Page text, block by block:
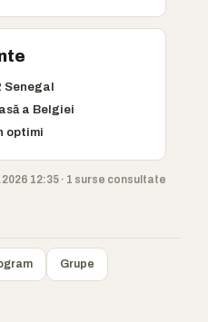
Senegal
a Belgiei
optimi
12:35 · 1 surse consultate
Grupe